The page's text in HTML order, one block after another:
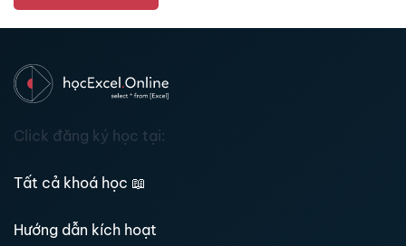
Click đăng ký học tại:
Tất cả khoá học 📖
Hướng dẫn kích hoạt